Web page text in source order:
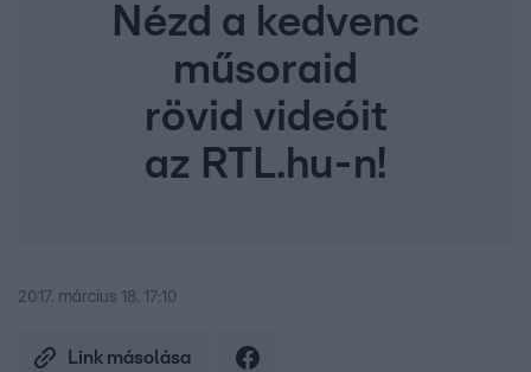
Nézd a kedvenc
műsoraid
rövid videóit
az RTL.hu-n!
2017. március 18. 17:10
Link másolása